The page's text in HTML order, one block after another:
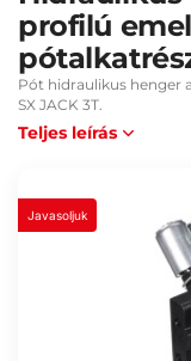
profilú
Pót hidraulikus henger
SX JACK 3T.
Teljes leírás
Javasoljuk